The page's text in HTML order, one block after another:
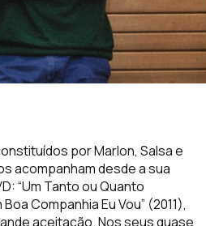
por Marlon, Salsa e
acompanham desde a sua
“Um Tanto ou Quanto
Companhia Eu Vou” (2011),
aceitação. Nos seus quase